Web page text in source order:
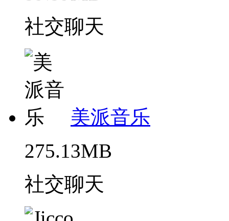
社交聊天
美派音乐
275.13MB
社交聊天